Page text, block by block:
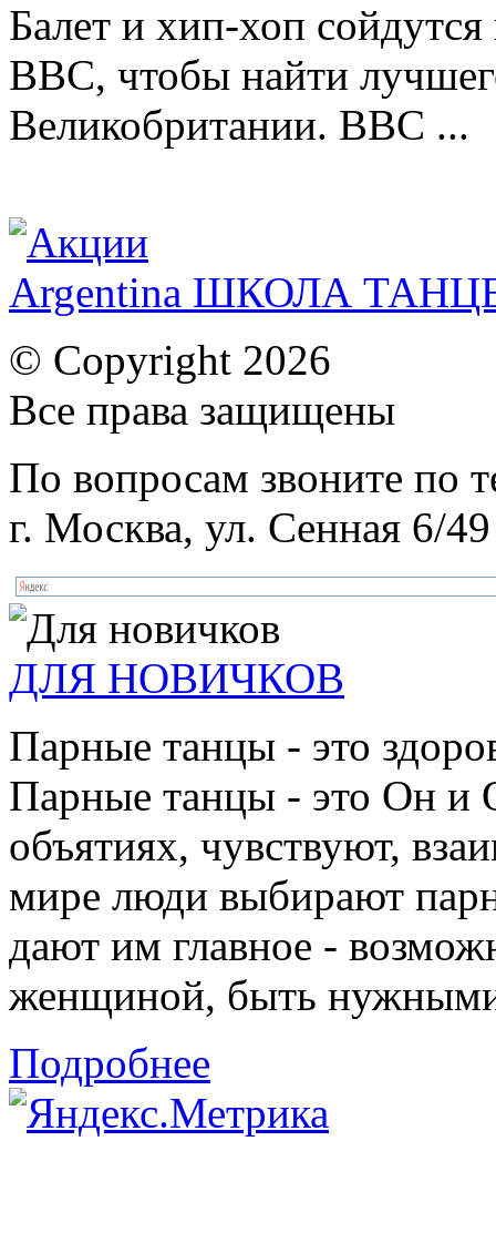
Балет и хип-хоп сойдутся
BBC, чтобы найти
Великобритании. BBC ...
Argentina ШКОЛА
© Copyright 2026
Все права защищены
По вопросам звоните по
г. Москва, ул. Сенная 6/49
ДЛЯ НОВИЧКОВ
Парные танцы - это
Парные танцы - это Он и
объятиях, чувствуют,
мире люди выбирают
дают им главное -
женщиной, быть нужными
Подробнее